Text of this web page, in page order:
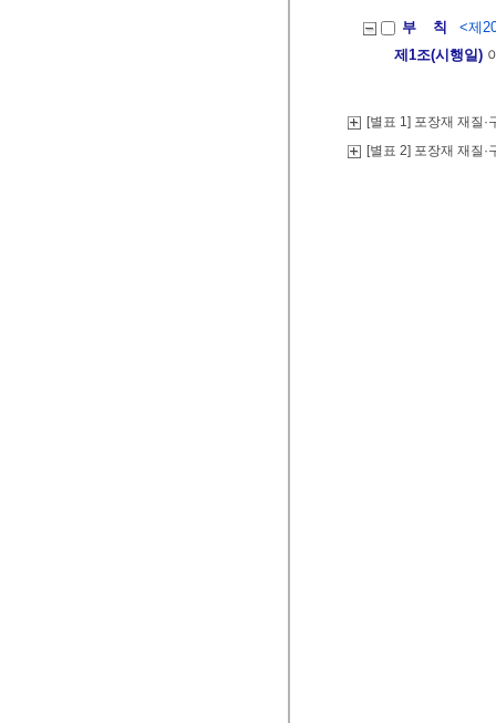
부 칙
<제
제1조(시행일)
[별표 1] 포장재 재질
[별표 2] 포장재 재질